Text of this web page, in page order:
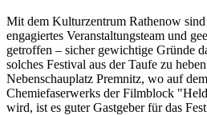
Mit dem Kulturzentrum Rathenow
engagiertes Veranstaltungsteam und
getroffen – sicher gewichtige Gründe
solches Festival aus der Taufe zu
Nebenschauplatz Premnitz, wo auf
Chemiefaserwerks der Filmblock
wird, ist es guter Gastgeber für das